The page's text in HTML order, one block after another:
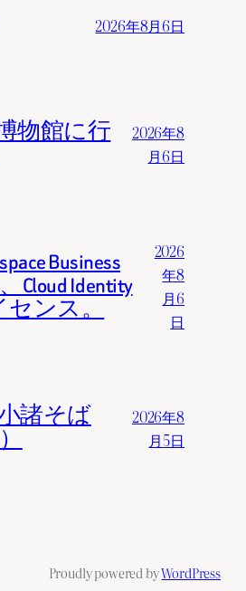
2026年8月6日
物館に行
2026年8
月6日
Business
Cloud Identity
センス。
2026
年8
月6
日
諸そば
2026年8
月5日
Proudly powered byWordPress